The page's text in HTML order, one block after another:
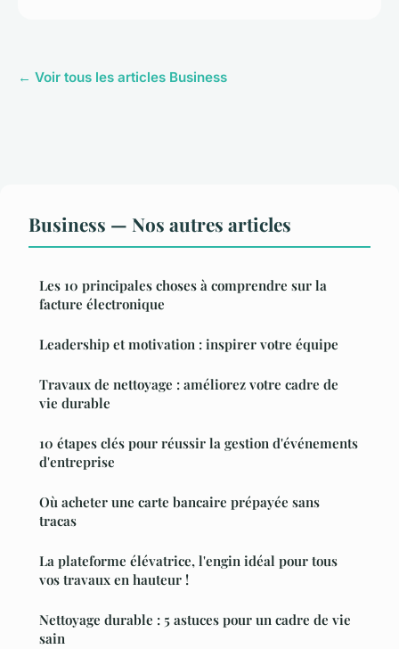
← Voir tous les articles Business
Business — Nos autres articles
Les 10 principales choses à comprendre sur la
facture électronique
Leadership et motivation : inspirer votre équipe
Travaux de nettoyage : améliorez votre cadre de
vie durable
10 étapes clés pour réussir la gestion d'événements
d'entreprise
Où acheter une carte bancaire prépayée sans
tracas
La plateforme élévatrice, l'engin idéal pour tous
vos travaux en hauteur !
Nettoyage durable : 5 astuces pour un cadre de vie
sain